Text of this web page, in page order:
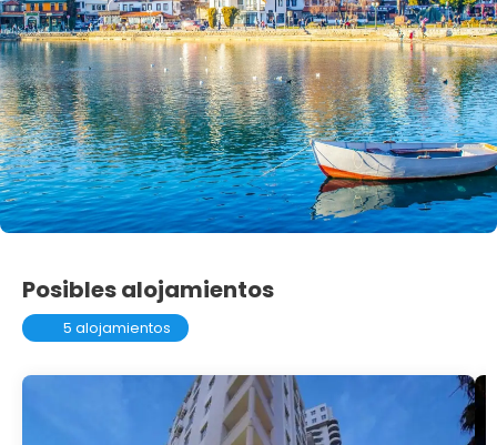
Posibles alojamientos
5 alojamientos